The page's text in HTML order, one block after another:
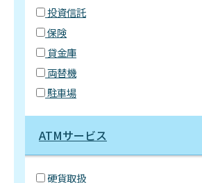
投資信託
保険
貸金庫
両替機
駐車場
ATMサービス
硬貨取扱